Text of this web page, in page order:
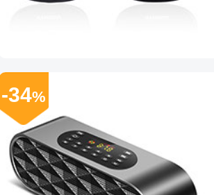
-34%